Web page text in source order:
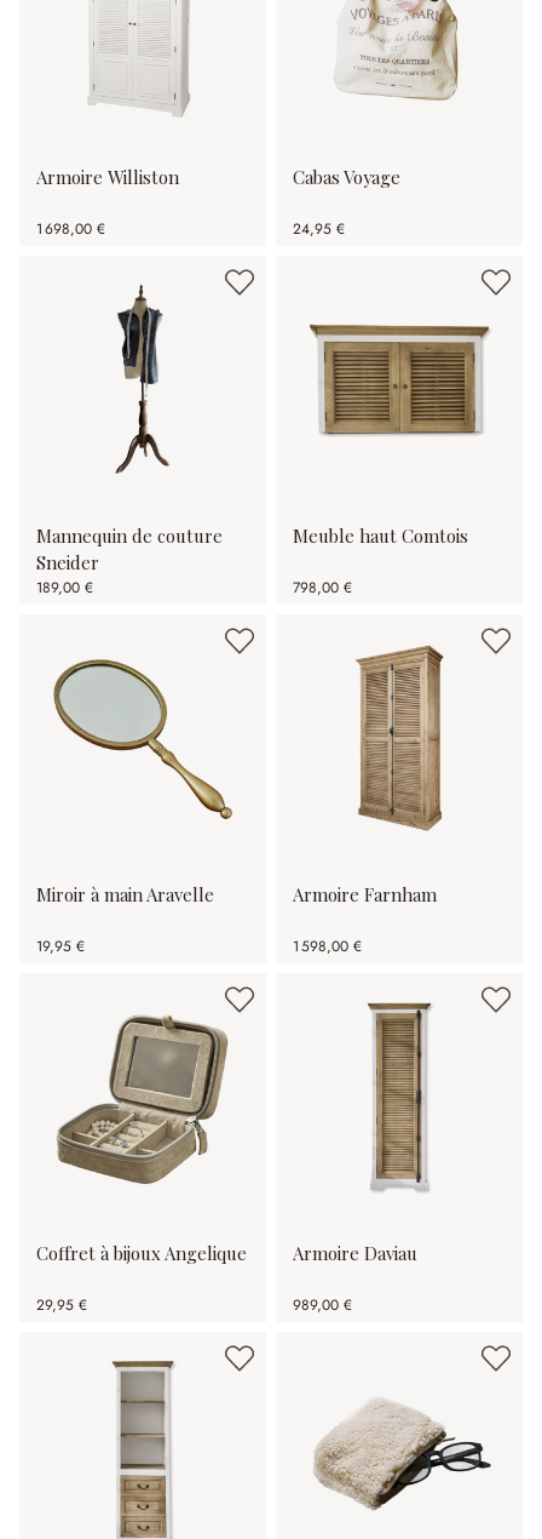
Armoire Williston
1 698,00 €
Cabas Voyage
24,95 €
Mannequin de couture
Sneider
189,00 €
Meuble haut Comtois
798,00 €
Miroir à main Aravelle
19,95 €
Armoire Farnham
1 598,00 €
Coffret à bijoux Angelique
29,95 €
Armoire Daviau
989,00 €